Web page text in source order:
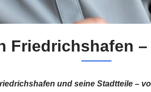
Friedrichshafen
und seine Stadtteile –